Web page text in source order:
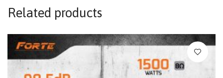
Related products